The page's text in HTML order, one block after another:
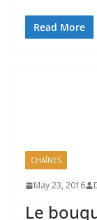
Read More
CHAÎNES
May 23, 2016
Le